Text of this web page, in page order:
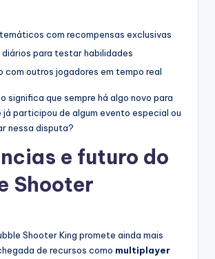
com recompensas exclusivas
diários para testar habilidades
com outros jogadores em tempo real
significa que sempre há algo novo para
já participou de algum evento especial ou
nessa disputa?
e futuro do
Shooter
Shooter King promete ainda mais
de recursos como multiplayer